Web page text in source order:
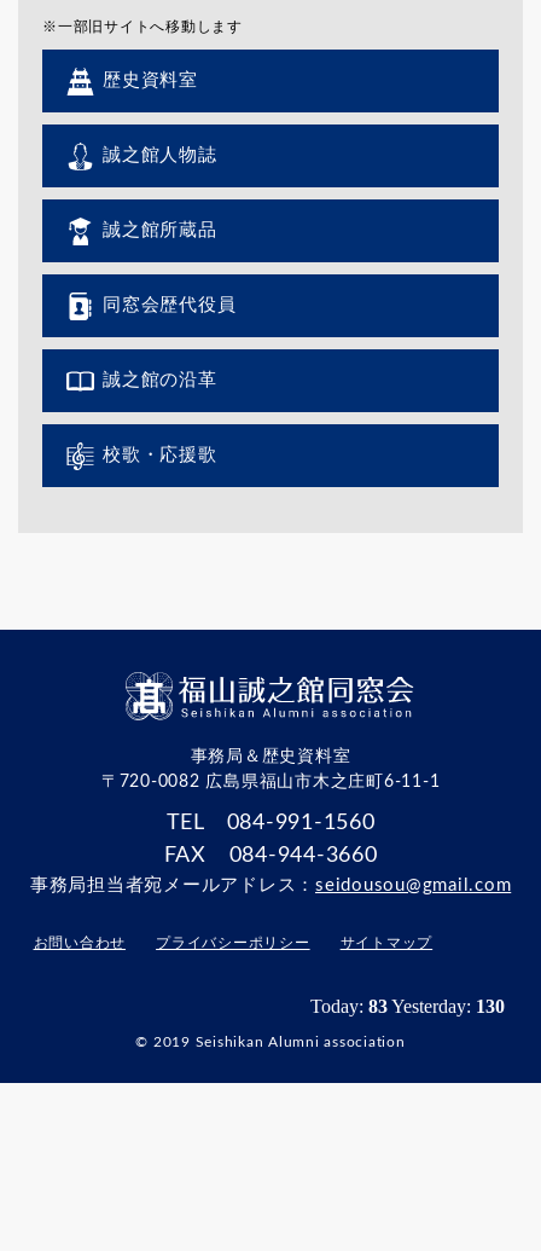
※一部旧サイトへ移動します
歴史資料室
誠之館人物誌
誠之館所蔵品
同窓会歴代役員
誠之館の沿革
校歌・応援歌
事務局＆歴史資料室
〒720-0082 広島県福山市木之庄町6-11-1
TEL 084-991-1560
FAX 084-944-3660
事務局担当者宛メールアドレス： seidousou@gmail.com
お問い合わせ プライバシーポリシー サイトマップ
© 2019 Seishikan Alumni association